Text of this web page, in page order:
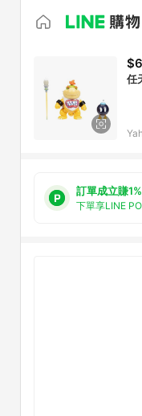
任
訂單成立賺1%
下單享LINE